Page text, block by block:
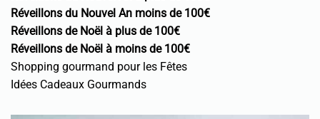
Réveillons du Nouvel An moins de 100€
Réveillons de Noël à plus de 100€
Réveillons de Noël à moins de 100€
Shopping gourmand pour les Fêtes
Idées Cadeaux Gourmands